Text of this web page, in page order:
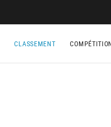
CLASSEMENT